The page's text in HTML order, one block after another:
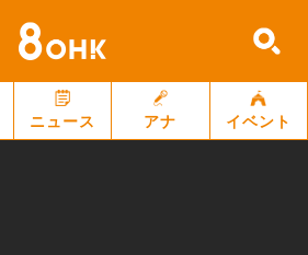
ニュース アナ イベント